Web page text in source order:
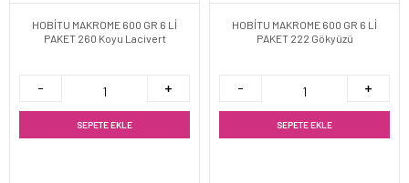
HOBİTU MAKROME 600 GR 6 Lİ
PAKET 260 Koyu Lacivert
SEPETE EKLE
HOBİTU MAKROME 600 GR 6 Lİ
PAKET 222 Gökyüzü
SEPETE EKLE